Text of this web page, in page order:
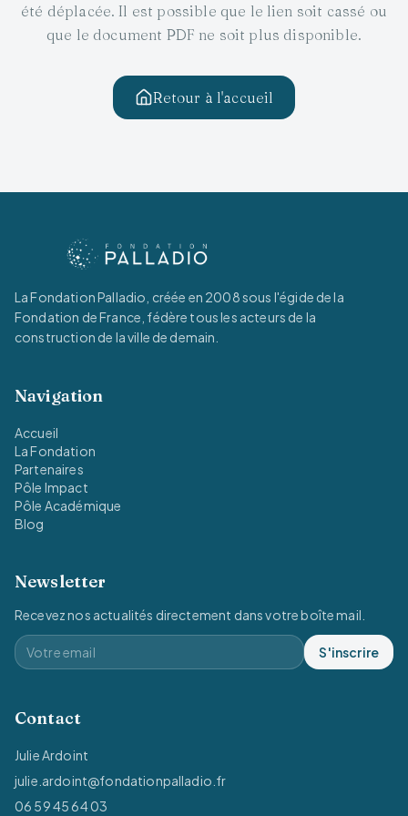
été déplacée. Il est possible que le lien soit cassé ou
que le document PDF ne soit plus disponible.
Retour à l'accueil
La Fondation Palladio, créée en 2008 sous l'égide de la
Fondation de France, fédère tous les acteurs de la
construction de la ville de demain.
Navigation
Accueil
La Fondation
Partenaires
Pôle Impact
Pôle Académique
Blog
Newsletter
Recevez nos actualités directement dans votre boîte mail.
S'inscrire
Contact
Julie Ardoint
julie.ardoint@fondationpalladio.fr
06 59 45 64 03